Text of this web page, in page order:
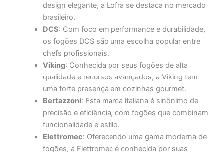
design elegante, a Lofra se destaca no mercado
brasileiro.
DCS: Com foco em performance e durabilidade,
os fogões DCS são uma escolha popular entre
chefs profissionais.
Viking: Conhecida por seus fogões de alta
qualidade e recursos avançados, a Viking tem
uma forte presença em cozinhas gourmet.
Bertazzoni: Esta marca italiana é sinônimo de
precisão e eficiência, com fogões que combinam
funcionalidade e estilo.
Elettromec: Oferecendo uma gama moderna de
fogões, a Elettromec é conhecida por suas